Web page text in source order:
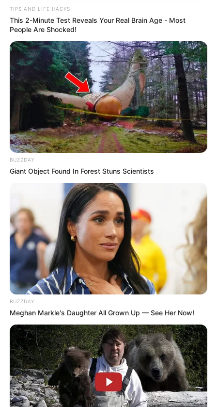
TIPS AND LIFE HACKS
This 2-Minute Test Reveals Your Real Brain Age - Most
People Are Shocked!
BUZZDAY
Giant Object Found In Forest Stuns Scientists
BUZZDAY
Meghan Markle's Daughter All Grown Up — See Her Now!